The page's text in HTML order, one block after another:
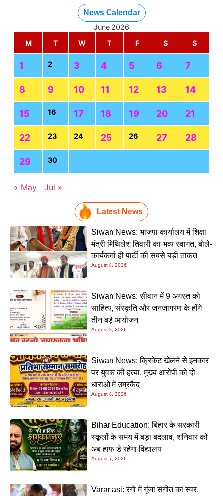
News Calendar
June 2026
M
T W T F S S
1 2 3 4 5 6 7
8 9 10 11 12 13 14
15 16 17 18 19 20 21
22 23 24 25 26 27 28
29 30
« May Jul »
Latest News
Siwan News: भाजपा कार्यालय में शिक्षा
मंत्री मिथिलेश तिवारी का भव्य स्वागत, बोले-
कार्यकर्ता ही पार्टी की सबसे बड़ी ताकत
August 8, 2026
Siwan News: सीवान में 9 अगस्त को
साहित्य, संस्कृति और जनजागरण के होंगे
तीन बड़े आयोजन
August 8, 2026
Siwan News: क्रिकेट खेलने से इनकार
पर युवक की हत्या, मुख्य आरोपी को दो
धाराओं में उम्रकैद
August 8, 2026
Bihar Education: बिहार के सरकारी
स्कूलों के समय में बड़ा बदलाव, शनिवार को
अब हाफ डे रहेगा विद्यालय
August 7, 2026
Varanasi: रंगों में गूंजा संगीत का स्वर,